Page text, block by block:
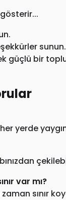
sunun.
güçlü bir
yerde
var mı?
sınır